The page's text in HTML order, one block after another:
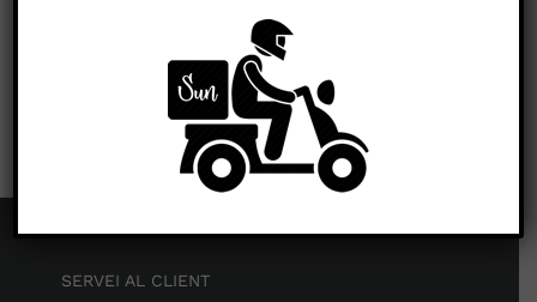
SERVEI AL CLIENT